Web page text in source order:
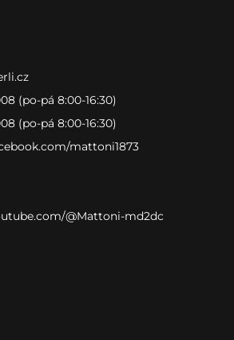
(po-pá 8:00-16:30)
(po-pá 8:00-16:30)
mattoni1873
@Mattoni-md2dc